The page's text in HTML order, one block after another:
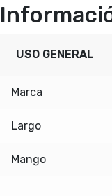
USO GENERAL
Marca
Largo
Mango